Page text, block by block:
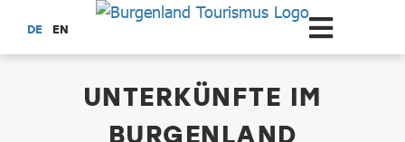
Zum Hauptinhalt springen
DE EN
Unterkünfte SuchenUNTERKÜNFTE IM
BURGENLAND